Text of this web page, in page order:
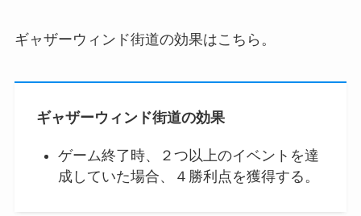
ギャザーウィンド街道の効果はこちら。
ギャザーウィンド街道の効果
ゲーム終了時、２つ以上のイベントを達
成していた場合、４勝利点を獲得する。